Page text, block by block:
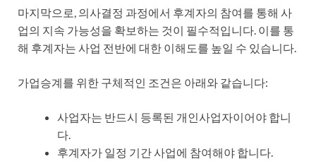
마지막으로, 의사결정 과정에서 후계자의 참여를 통해 사
업의 지속 가능성을 확보하는 것이 필수적입니다. 이를 통
해 후계자는 사업 전반에 대한 이해도를 높일 수 있습니다.
가업승계를 위한 구체적인 조건은 아래와 같습니다:
사업자는 반드시 등록된 개인사업자이어야 합니
다.
후계자가 일정 기간 사업에 참여해야 합니다.